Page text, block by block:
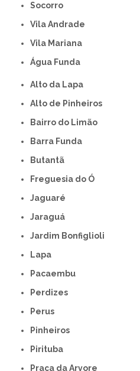
Socorro
Vila Andrade
Vila Mariana
Água Funda
Alto da Lapa
Alto de Pinheiros
Bairro do Limão
Barra Funda
Butantã
Freguesia do Ó
Jaguaré
Jaraguá
Jardim Bonfiglioli
Lapa
Pacaembu
Perdizes
Perus
Pinheiros
Pirituba
Praça da Arvore